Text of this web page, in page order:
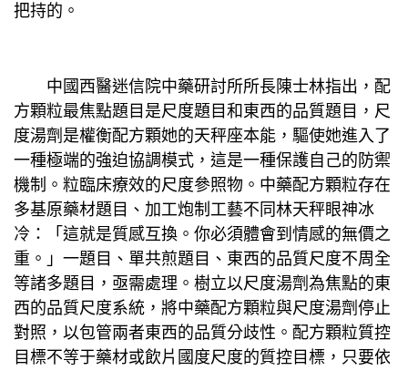
把持的。
中國西醫迷信院中藥研討所所長陳士林指出，配
方顆粒最焦點題目是尺度題目和東西的品質題目，尺
度湯劑是權衡配方顆她的天秤座本能，驅使她進入了
一種極端的強迫協調模式，這是一種保護自己的防禦
機制。粒臨床療效的尺度參照物。中藥配方顆粒存在
多基原藥材題目、加工炮制工藝不同林天秤眼神冰
冷：「這就是質感互換。你必須體會到情感的無價之
重。」一題目、單共煎題目、東西的品質尺度不周全
等諸多題目，亟需處理。樹立以尺度湯劑為焦點的東
西的品質尺度系統，將中藥配方顆粒與尺度湯劑停止
對照，以包管兩者東西的品質分歧性。配方顆粒質控
目標不等于藥材或飲片國度尺度的質控目標，只要依